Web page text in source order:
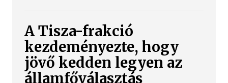
A Tisza-frakció
kezdeményezte, hogy
jövő kedden legyen az
államfőválasztás